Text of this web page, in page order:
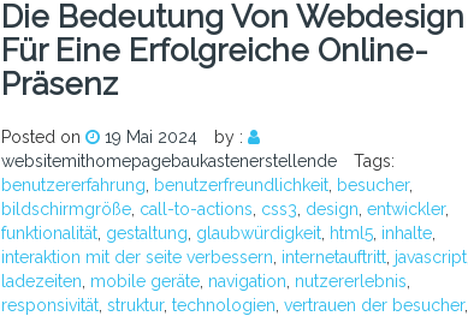
Die Bedeutung Von Webdesign
Für Eine Erfolgreiche Online-
Präsenz
Posted on 19 Mai 2024
by :
websitemithomepagebaukastenerstellende
Tags:
benutzererfahrung
benutzerfreundlichkeit, besucher,
bildschirmgröße, call-to-actions css3 design entwickler,
funktionalität, gestaltung glaubwürdigkeit, html5, inhalte,
interaktion mit der seite verbessern internetauftritt, javascript,
ladezeiten mobile geräte, navigation nutzererlebnis
responsivität, struktur, technologien vertrauen der besucher,